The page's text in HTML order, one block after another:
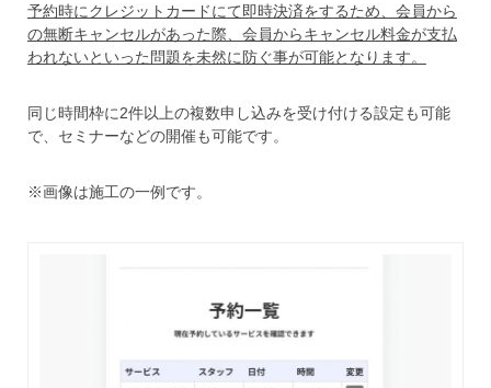
予約時にクレジットカードにて即時決済をするため、会員から
の無断キャンセルがあった際、会員からキャンセル料金が支払
われないといった問題を未然に防ぐ事が可能となります。
同じ時間枠に2件以上の複数申し込みを受け付ける設定も可能
で、セミナーなどの開催も可能です。
※画像は施工の一例です。